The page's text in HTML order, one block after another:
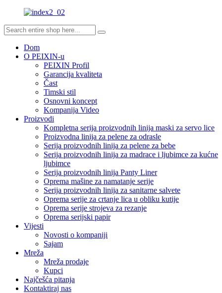
Dom
O PEIXIN-u
PEIXIN Profil
Garancija kvaliteta
Čast
Timski stil
Osnovni koncept
Kompanija Video
Proizvodi
Kompletna serija proizvodnih linija maski za servo lice
Proizvodna linija za pelene za odrasle
Serija proizvodnih linija za pelene za bebe
Serija proizvodnih linija za madrace i ljubimce za kućne
ljubimce
Serija proizvodnih linija Panty Liner
Oprema mašine za namatanje serije
Serija proizvodnih linija za sanitarne salvete
Oprema serije za crtanje lica u obliku kutije
Oprema serije strojeva za rezanje
Oprema serijski papir
Vijesti
Novosti o kompaniji
Sajam
Mreža
Mreža prodaje
Kupci
Najčešća pitanja
Kontaktiraj nas